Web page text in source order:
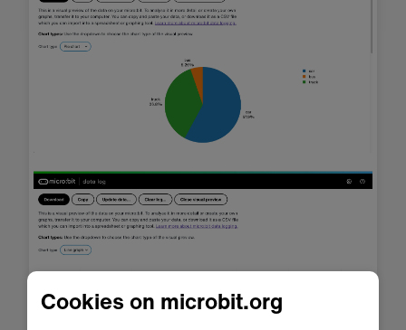
Cookies on microbit.org